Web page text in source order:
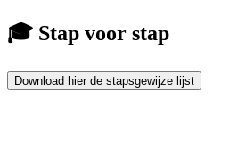
🎓 Stap voor stap
Download hier de stapsgewijze lijst